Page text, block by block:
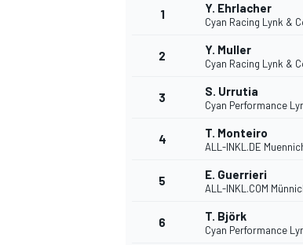
1 Y. Ehrlacher
Cyan Racing Lynk &
2 Y. Muller
Cyan Racing Lynk &
3 S. Urrutia
Cyan Performance
4 T. Monteiro
ALL-INKL.DE
5 E. Guerrieri
ALL-INKL.COM
6 T. Björk
Cyan Performance